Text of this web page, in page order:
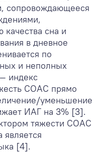
сопровождающееся
сна и
в дневное
по
и неполных
индекс
СОАС прямо
уменьшение
ИАГ на 3% [3].
тяжести СОАС
[4].